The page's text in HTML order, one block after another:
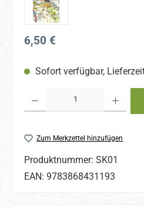
Regulärer Preis:
6,50 €
Sofort verfügbar,
Zum Merkzettel hinzufügen
Produktnummer: SK01
EAN: 9783868431193